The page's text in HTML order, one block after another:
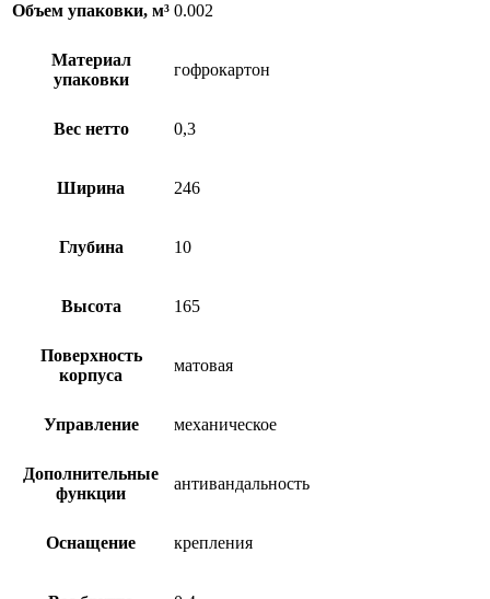
Объем упаковки, м³ 0.002
Материал
упаковки
гофрокартон
Вес нетто 0,3
Ширина 246
Глубина 10
Высота 165
Поверхность
корпуса
матовая
Управление механическое
Дополнительные
функции
антивандальность
Оснащение крепления